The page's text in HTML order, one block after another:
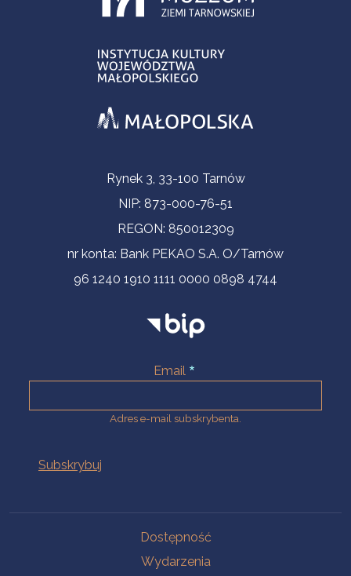
Informacje kontaktoweRynek 3, 33-100 Tarnów
NIP: 873-000-76-51
REGON: 850012309
nr konta: Bank PEKAO S.A. O/Tarnów
96 1240 1910 1111 0000 0898 4744
Email
Adres e-mail subskrybenta.
Dostępność
Wydarzenia